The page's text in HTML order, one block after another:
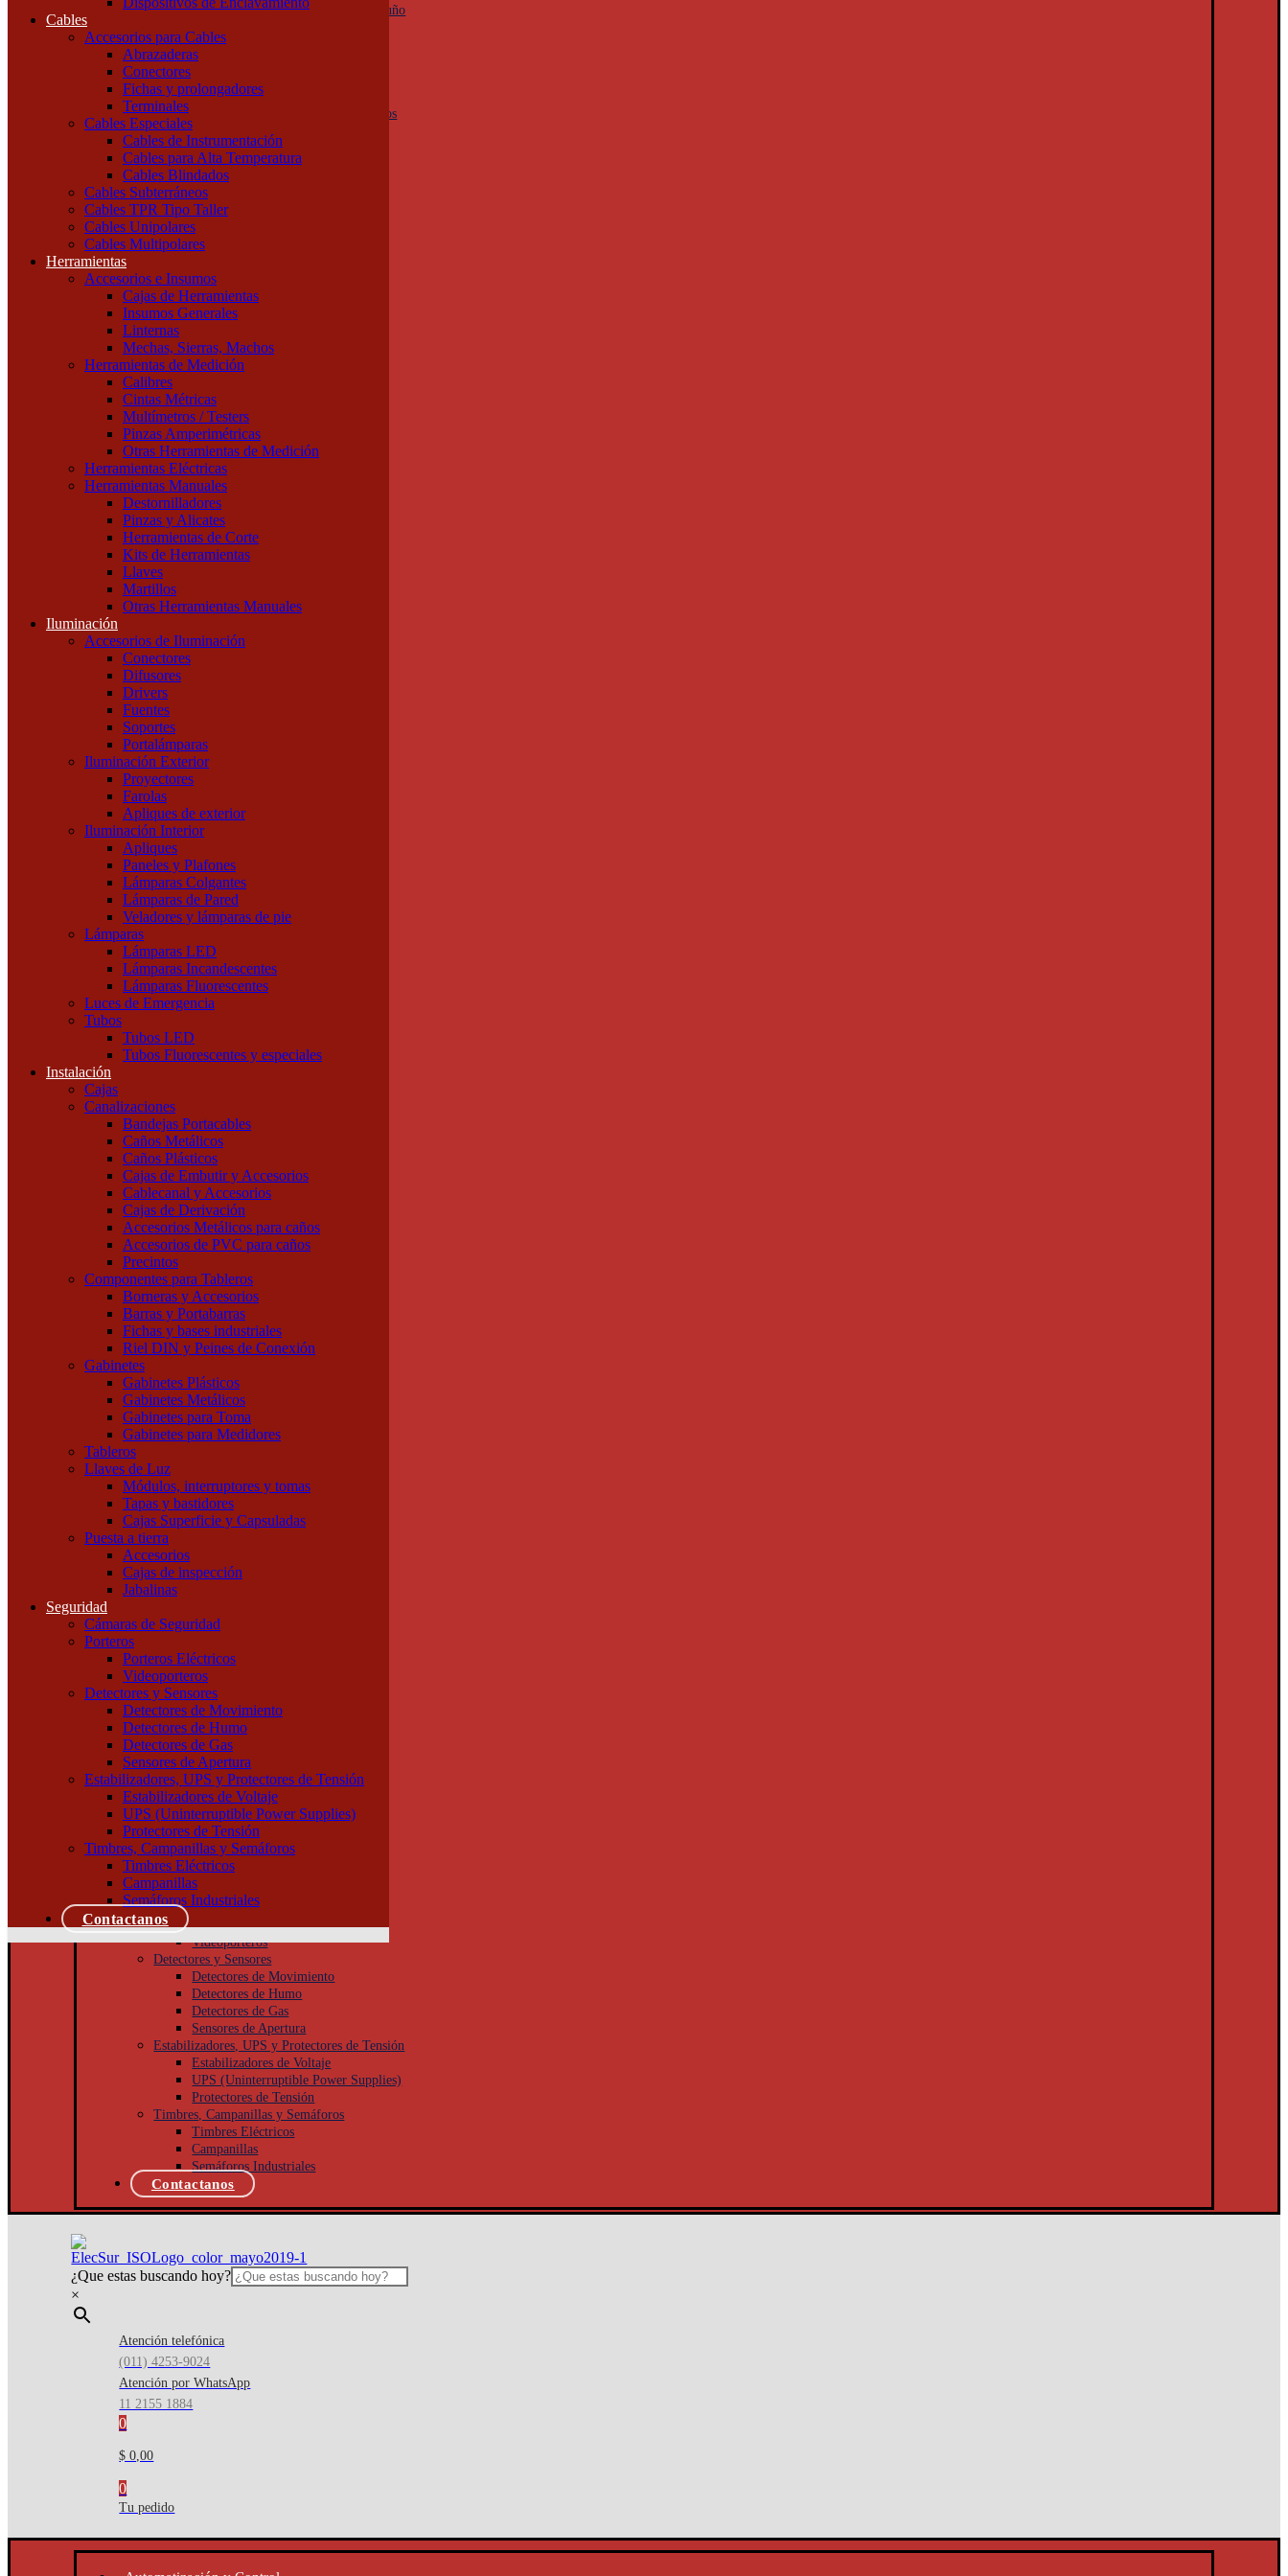
Cables
Accesorios para Cables
Abrazaderas
Conectores
Fichas y prolongadores
Terminales
Cables Especiales
Cables de Instrumentación
Cables para Alta Temperatura
Cables Blindados
Cables Subterráneos
Cables TPR Tipo Taller
Cables Unipolares
Cables Multipolares
Herramientas
Accesorios e Insumos
Cajas de Herramientas
Insumos Generales
Linternas
Mechas, Sierras, Machos
Herramientas de Medición
Calibres
Cintas Métricas
Multímetros / Testers
Pinzas Amperimétricas
Otras Herramientas de Medición
Herramientas Eléctricas
Herramientas Manuales
Destornilladores
Pinzas y Alicates
Herramientas de Corte
Kits de Herramientas
Llaves
Martillos
Otras Herramientas Manuales
Iluminación
Accesorios de Iluminación
Conectores
Difusores
Drivers
Fuentes
Soportes
Portalámparas
Iluminación Exterior
Proyectores
Farolas
Apliques de exterior
Iluminación Interior
Apliques
Paneles y Plafones
Lámparas Colgantes
Lámparas de Pared
Veladores y lámparas de pie
Lámparas
Lámparas LED
Lámparas Incandescentes
Lámparas Fluorescentes
Luces de Emergencia
Tubos
Tubos LED
Tubos Fluorescentes y especiales
Instalación
Cajas
Canalizaciones
Bandejas Portacables
Caños Metálicos
Caños Plásticos
Cajas de Embutir y Accesorios
Cablecanal y Accesorios
Cajas de Derivación
Accesorios Metálicos para caños
Accesorios de PVC para caños
Precintos
Componentes para Tableros
Borneras y Accesorios
Barras y Portabarras
Fichas y bases industriales
Riel DIN y Peines de Conexión
Gabinetes
Gabinetes Plásticos
Gabinetes Metálicos
Gabinetes para Toma
Gabinetes para Medidores
Tableros
Llaves de Luz
Módulos, interruptores y tomas
Tapas y bastidores
Cajas Superficie y Capsuladas
Puesta a tierra
Accesorios
Cajas de inspección
Jabalinas
Seguridad
Cámaras de Seguridad
Porteros
Porteros Eléctricos
Videoporteros
Detectores y Sensores
Detectores de Movimiento
Detectores de Humo
Detectores de Gas
Sensores de Apertura
Estabilizadores, UPS y Protectores de Tensión
Estabilizadores de Voltaje
UPS (Uninterruptible Power Supplies)
Protectores de Tensión
Timbres, Campanillas y Semáforos
Timbres Eléctricos
Campanillas
Semáforos Industriales
Contactanos
Botoneras, pulsadores y golpes de puño
Ojos de Buey
Selectoras
Dispositivos de Protección
Fusibles y descargadores atmosféricos
Termomagnéticas y diferenciales
Contactores
Guardamotores
Relés térmicos
Interruptores y seccionadores
Accesorios y Componentes
Borneras y Accesorios
Rieles y Soportes
Cables
Accesorios para Cables
Abrazaderas
Fichas y prolongadores
Terminales
Cables Especiales
Cables de Instrumentación
Cables para Alta Temperatura
Cables Blindados
Cables Subterráneos
Cables TPR Tipo Taller
Cables Unipolares
Cables Multipolares
Herramientas
Accesorios e Insumos
Cajas de Herramientas
Mechas, Sierras, Machos
Herramientas de Medición
Calibres
Herramientas Eléctricas
Herramientas Manuales
Destornilladores
Pinzas y Alicates
Kits de Herramientas
Llaves
Otras Herramientas Manuales
Iluminación
Accesorios de Iluminación
Conectores
Drivers
Fuentes
Soportes
Portalámparas
Proyectores
Farolas
Paneles y Plafones
Lámparas Colgantes
Lámparas de Pared
Veladores y lámparas de pie
Lámparas
Lámparas LED
Lámparas Incandescentes
Lámparas Fluorescentes
Luces de Emergencia
Tubos
Tubos LED
Tubos Fluorescentes y especiales
Instalación
Cajas
Canalizaciones
Bandejas Portacables
Caños Metálicos
Caños Plásticos
Cajas de Embutir y Accesorios
Accesorios Metálicos para caños
Accesorios de PVC para caños
Precintos
Componentes para Tableros
Borneras y Accesorios
Barras y Portabarras
Gabinetes
Gabinetes Plásticos
Gabinetes Metálicos
Gabinetes para Toma
Gabinetes para Medidores
Tableros
Llaves de Luz
Módulos, interruptores y tomas
Tapas y bastidores
Cajas Superficie y Capsuladas
Puesta a tierra
Accesorios
Cajas de inspección
Jabalinas
Seguridad
Cámaras de Seguridad
Porteros
Porteros Eléctricos
Videoporteros
Detectores y Sensores
Detectores de Movimiento
Detectores de Humo
Detectores de Gas
Sensores de Apertura
Estabilizadores, UPS y Protectores de Tensión
Estabilizadores de Voltaje
UPS (Uninterruptible Power Supplies)
Protectores de Tensión
Timbres, Campanillas y Semáforos
Timbres Eléctricos
Campanillas
Semáforos Industriales
Contactanos
¿Que estas buscando hoy?
×
Atención telefónica
(011) 4253-9024
Atención por WhatsApp
11 2155 1884
0
$ 0,00
0
Tu pedido